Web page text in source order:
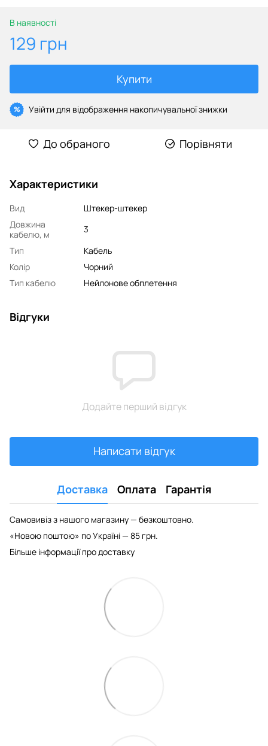
В наявності
129 грн
Купити
% Увійти для відображення накопичувальної знижки
До обраного Порівняти
Характеристики
Вид
Штекер-штекер
Довжина
кабелю, м
3
Тип
Кабель
Колір
Чорний
Тип кабелю
Нейлонове обплетення
Відгуки
Додайте перший відгук
Написати відгук
Доставка Оплата Гарантія
Самовивіз з нашого магазину — безкоштовно.
«Новою поштою» по Україні — 85 грн.
Більше інформації про доставку